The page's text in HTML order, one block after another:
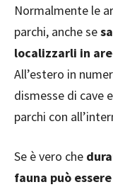
Normalmente le
parchi, anche se
localizzarli in
All’estero in
dismesse di cave
parchi con
Se è vero che
fauna può